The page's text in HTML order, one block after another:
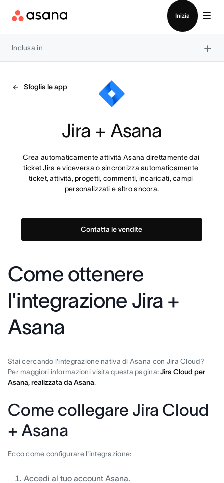
Inizia
Inclusa in ×
Sfoglia le app
Jira + Asana
Crea automaticamente attività Asana direttamente dai
ticket Jira e viceversa o sincronizza automaticamente
ticket, attività, progetti, commenti, incaricati, campi
personalizzati e altro ancora.
Contatta le vendite
Come ottenere
l'integrazione Jira +
Asana
Stai cercando l'integrazione nativa di Asana con Jira Cloud?
Per maggiori informazioni visita questa pagina:Jira Cloud per
Asana, realizzata da Asana.
Come collegare Jira Cloud
+ Asana
Ecco come configurare l'integrazione:
Accedi al tuo account Asana.